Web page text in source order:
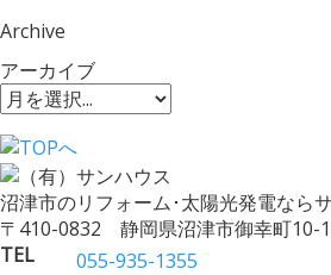
Archive
アーカイブ
沼津市のリフォーム･太陽光発電なら
〒410-0832 静岡県沼津市御幸町10-
TEL
055-935-1355